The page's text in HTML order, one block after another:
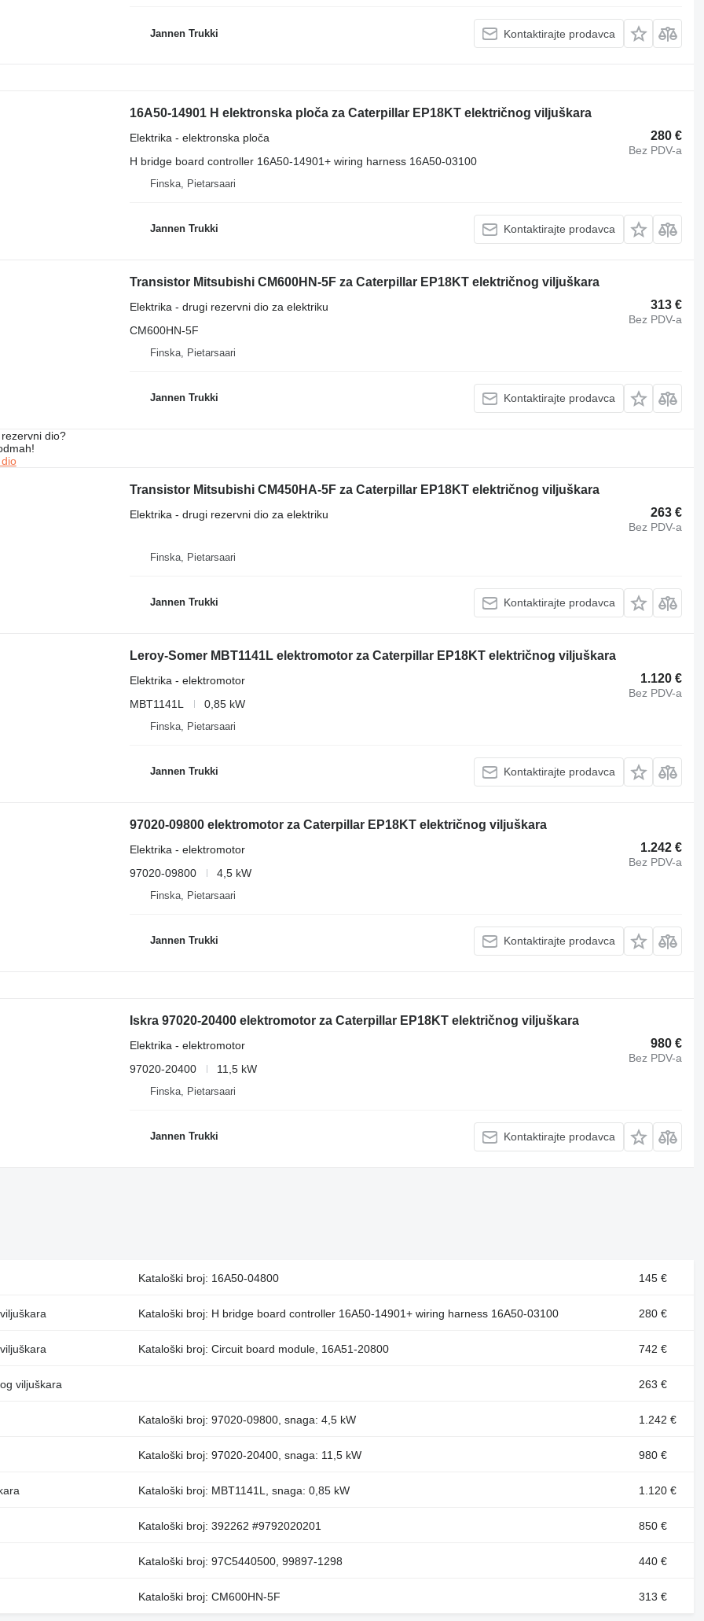
Jannen Trukki Kontaktirajte prodavca
16A50-14901 H elektronska ploča za Caterpillar EP18KT električnog viljuškara
280 €
Bez PDV-a
Elektrika - elektronska ploča
H bridge board controller 16A50-14901+ wiring harness 16A50-03100
Finska, Pietarsaari
Jannen Trukki Kontaktirajte prodavca
Transistor Mitsubishi CM600HN-5F za Caterpillar EP18KT električnog viljuškara
313 €
Bez PDV-a
Elektrika - drugi rezervni dio za elektriku
CM600HN-5F
Finska, Pietarsaari
Jannen Trukki Kontaktirajte prodavca
dio?
Transistor Mitsubishi CM450HA-5F za Caterpillar EP18KT električnog viljuškara
263 €
Bez PDV-a
Elektrika - drugi rezervni dio za elektriku
Finska, Pietarsaari
Jannen Trukki Kontaktirajte prodavca
Leroy-Somer MBT1141L elektromotor za Caterpillar EP18KT električnog viljuškara
1.120 €
Bez PDV-a
Elektrika - elektromotor
MBT1141L
0,85 kW
Finska, Pietarsaari
Jannen Trukki Kontaktirajte prodavca
97020-09800 elektromotor za Caterpillar EP18KT električnog viljuškara
1.242 €
Bez PDV-a
Elektrika - elektromotor
97020-09800
4,5 kW
Finska, Pietarsaari
Jannen Trukki Kontaktirajte prodavca
Iskra 97020-20400 elektromotor za Caterpillar EP18KT električnog viljuškara
980 €
Bez PDV-a
Elektrika - elektromotor
97020-20400
11,5 kW
Finska, Pietarsaari
Jannen Trukki Kontaktirajte prodavca
Kataloški broj: 16A50-04800 145 €
Kataloški broj: H bridge board controller 16A50-14901+ wiring harness 16A50-03100 280 €
Kataloški broj: Circuit board module, 16A51-20800 742 €
viljuškara 263 €
Kataloški broj: 97020-09800, snaga: 4,5 kW 1.242 €
Kataloški broj: 97020-20400, snaga: 11,5 kW 980 €
Kataloški broj: MBT1141L, snaga: 0,85 kW 1.120 €
Kataloški broj: 392262 #9792020201 850 €
Kataloški broj: 97C5440500, 99897-1298 440 €
Kataloški broj: CM600HN-5F 313 €